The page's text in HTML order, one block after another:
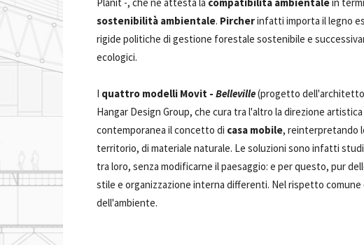
sostenibilità ambientale. Pircherinfatti importa il legno
rigide politiche di gestione forestale sostenibile e
ecologici.
I quattro modelli Movit - Belleville(progetto
Hangar Design Group, che cura tra l'altro la direzione
contemporanea il concetto di casa mobile, reinterpretando
territorio, di materiale naturale. Le soluzioni sono infatti
tra loro, senza modificarne il paesaggio: e per questo, pur
stile e organizzazione interna differenti. Nel rispetto
dell'ambiente.